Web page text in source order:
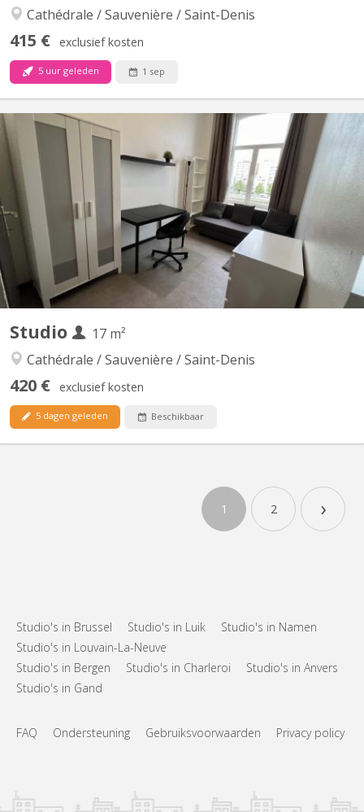
Cathédrale / Sauvenière / Saint-Denis
415 € exclusief kosten
5 uur geleden 1 sep
KL 6921
🏡 Studio – Idéal Étudiant(e) / Jeune Professionnel 📍
Emplacement idéal : Proche du centre ville, de l'ULG et de
nombreuses facultés. Les transports en commun (bus et train)
sont à proximité immédiate de l'immeuble. 📌 À savoir : - Cuisine
semi - équipée : taques, frigo, four combi - Espace de vie...
Studio
17 m²
Cathédrale / Sauvenière / Saint-Denis
420 € exclusief kosten
5 dagen geleden Beschikbaar
Plusieurs beaux studios étudiants meublés tel que, parfait état et
tout confort qui se libère entre juillet et le 30/08, !! Vu le grand
nombre de demandes !! Merci de téléphoner au pour vous
1 2 ›
Studio's in Brussel Studio's in Luik
Studio's in Namen
Studio's in Louvain-La-Neuve
Studio's in Bergen
Studio's in Charleroi
Studio's in Anvers
Studio's in Gand
FAQ Ondersteuning Gebruiksvoorwaarden Privacy policy